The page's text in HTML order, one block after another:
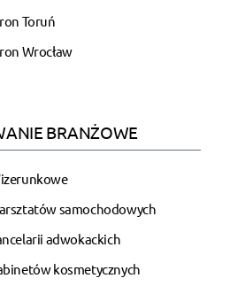
Toruń
Wrocław
BRANŻOWE
samochodowych
adwokackich
kosmetycznych